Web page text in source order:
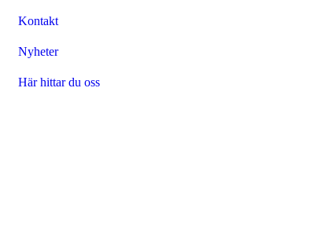
Kontakt
Nyheter
Här hittar du oss